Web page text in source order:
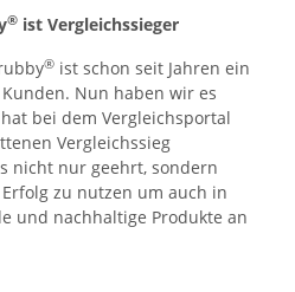
® ist Vergleichssieger
® ist schon seit Jahren ein
Nun haben wir es
hat bei dem Vergleichsportal
Vergleichssieg
nicht nur geehrt, sondern
zu nutzen um auch in
und nachhaltige Produkte an